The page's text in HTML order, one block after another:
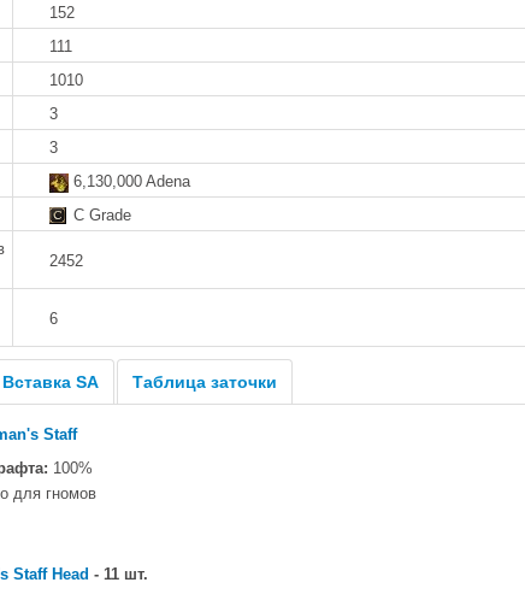
152
111
1010
3
3
6,130,000 Adena
C Grade
2452
6
Вставка SA Таблица заточки
Staff
100%
для гномов
Staff Head - 11 шт.